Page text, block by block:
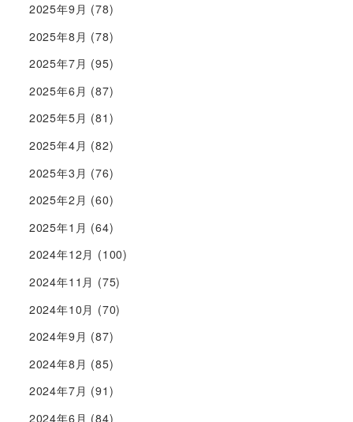
2025年9月 (78)
2025年8月 (78)
2025年7月 (95)
2025年6月 (87)
2025年5月 (81)
2025年4月 (82)
2025年3月 (76)
2025年2月 (60)
2025年1月 (64)
2024年12月 (100)
2024年11月 (75)
2024年10月 (70)
2024年9月 (87)
2024年8月 (85)
2024年7月 (91)
2024年6月 (84)